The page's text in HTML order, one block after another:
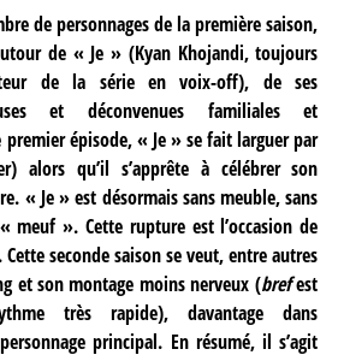
de personnages de la première saison,
de « Je » (Kyan Khojandi, toujours
de la série en voix-off), de ses
et déconvenues familiales et
épisode, « Je » se fait larguer par
alors qu’il s’apprête à célébrer son
« Je » est désormais sans meuble, sans
meuf ». Cette rupture est l’occasion de
seconde saison se veut, entre autres
et son montage moins nerveux (brefest
très rapide), davantage dans
principal. En résumé, il s’agit